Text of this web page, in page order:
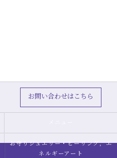
お問い合わせはこちら
お守りジュエリー・ヒーリング，エ
ネルギーアート